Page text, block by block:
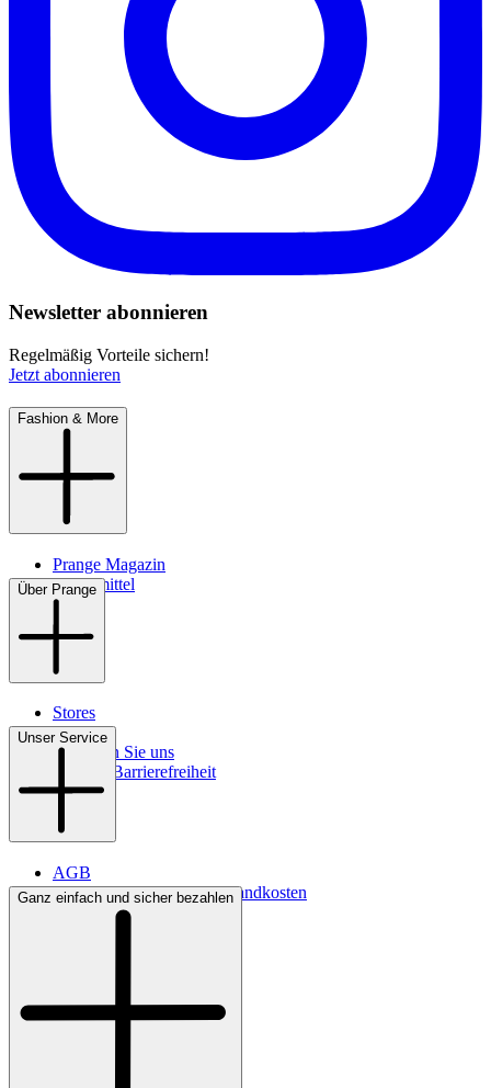
Newsletter abonnieren
Regelmäßig Vorteile sichern!
Jetzt abonnieren
Fashion & More
Prange Magazin
Pflegemittel
Über Prange
Stores
Kontakt
So finden Sie uns
Digitale Barrierefreiheit
Unser Service
AGB
Lieferbedingungen & Versandkosten
Bezahlung
Ganz einfach und sicher bezahlen